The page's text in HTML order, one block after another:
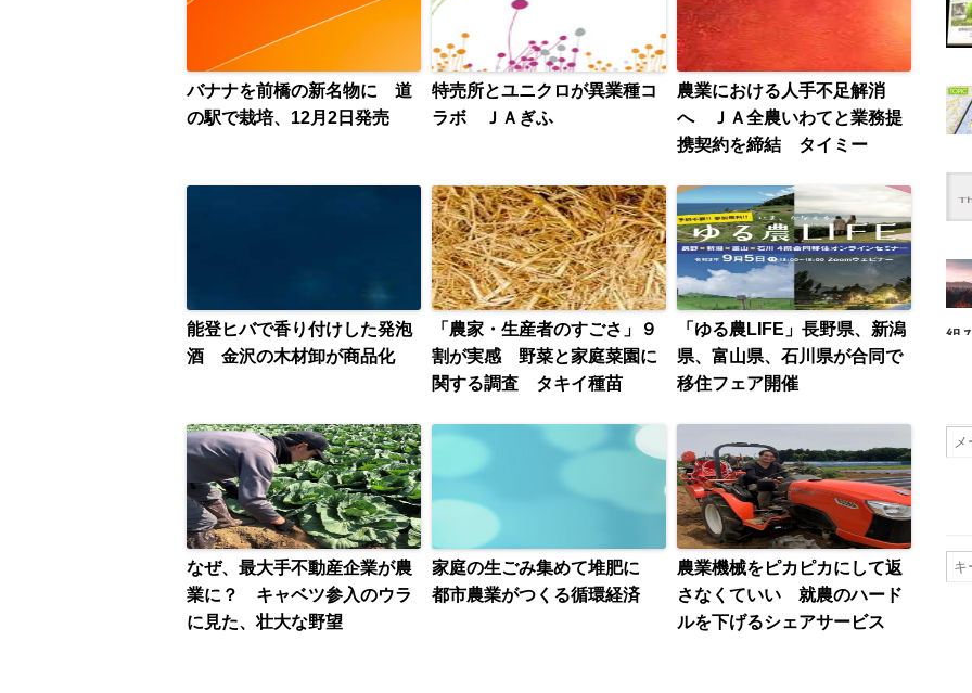
バナナを前橋の新名物に 道
の駅で栽培、12月2日発売
特売所とユニクロが異業種コ
ラボ ＪＡぎふ
農業における人手不足解消
へ ＪＡ全農いわてと業務提
携契約を締結 タイミー
能登ヒバで香り付けした発泡
酒 金沢の木材卸が商品化
「農家・生産者のすごさ」９
割が実感 野菜と家庭菜園に
関する調査 タキイ種苗
「ゆる農LIFE」長野県、新潟
県、富山県、石川県が合同で
移住フェア開催
なぜ、最大手不動産企業が農
業に？ キャベツ参入のウラ
に見た、壮大な野望
家庭の生ごみ集めて堆肥に
都市農業がつくる循環経済
農業機械をピカピカにして返
さなくていい 就農のハード
ルを下げるシェアサービス
組